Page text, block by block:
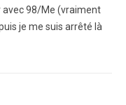
avec 98/Me (vraiment
je me suis arrêté là